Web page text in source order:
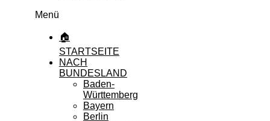
Menü
🏠
STARTSEITE
NACH
BUNDESLAND
Baden-
Württemberg
Bayern
Berlin